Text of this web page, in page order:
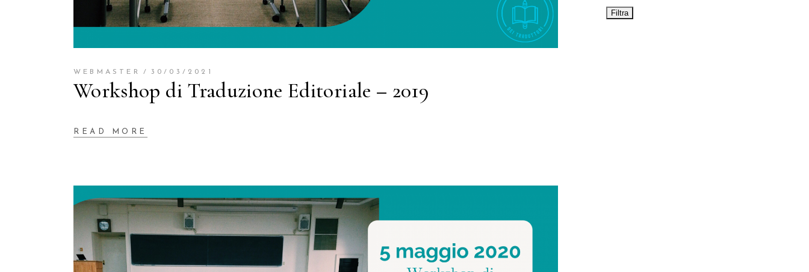
WEBMASTER 30/03/2021
Workshop di Traduzione Editoriale – 2019
READ MORE